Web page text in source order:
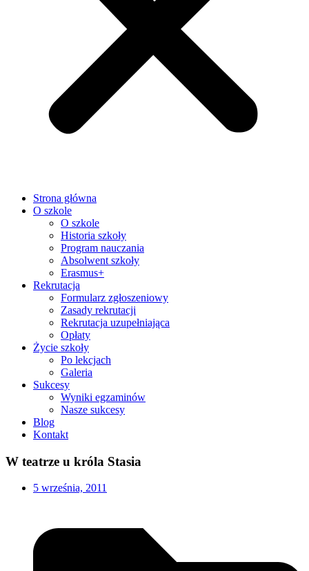
Strona główna
O szkole
O szkole
Historia szkoły
Program nauczania
Absolwent szkoły
Erasmus+
Rekrutacja
Formularz zgłoszeniowy
Zasady rekrutacji
Rekrutacja uzupełniająca
Opłaty
Życie szkoły
Po lekcjach
Galeria
Sukcesy
Wyniki egzaminów
Nasze sukcesy
Blog
Kontakt
W teatrze u króla Stasia
5 września, 2011